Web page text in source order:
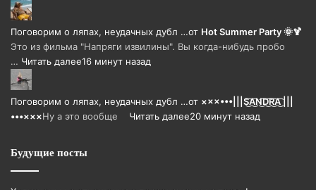
Поговорим о ляпах, неудачных дубл …от Hot Summer Party 🌞🍹
Это из фильма "Напряги извилины". Вы когда-нибудь пробо
… Читать далее16 минут назад
Поговорим о ляпах, неудачных дубл …от ×××•••|||S͜͡A͜͡N͜͡D͜͡R͜͡A͜͡ |||
•••×××Ну а это вообще Читать далее20 минут назад
Будущие посты